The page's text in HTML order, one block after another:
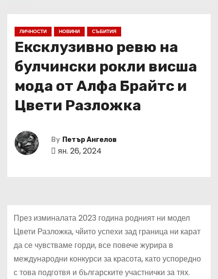
ЛИЧНОСТИ НОВИНИ СЪБИТИЯ
Ексклузивно ревю на
булчински рокли висша
мода от Алфа Брайтс и
Цвети Разложка
By Петър Ангелов
ян. 26, 2024
През изминалата 2023 година родният ни модел
Цвети Разложка, чйито успехи зад граница ни карат
да се чувстваме горди, все повече журира в
международни конкурси за красота, като успоредно
с това подготвя и българските участнички за тях.